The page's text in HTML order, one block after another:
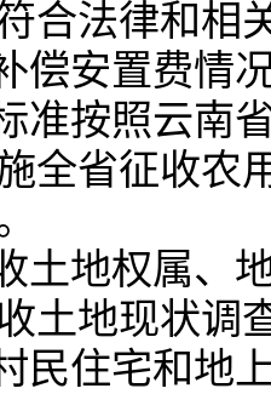
合法律和相
偿安置费情
准按照云南
全省征收农
土地权属、
土地现状调
民住宅和地